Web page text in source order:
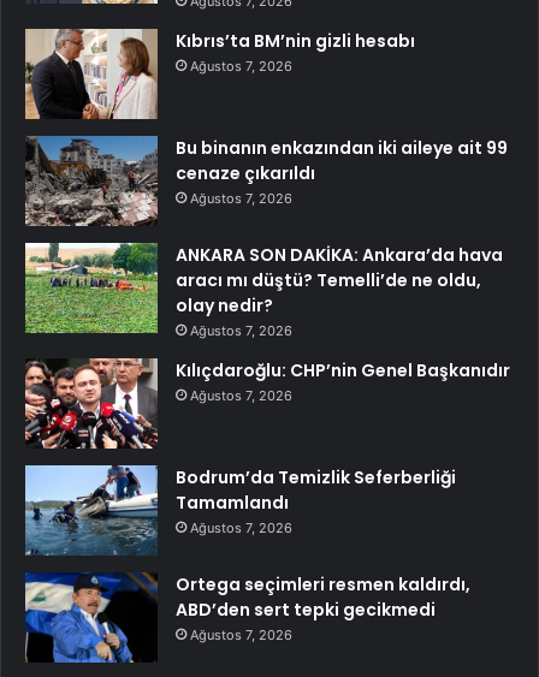
Kıbrıs’ta BM’nin gizli hesabı
Ağustos 7, 2026
Bu binanın enkazından iki aileye ait 99
cenaze çıkarıldı
Ağustos 7, 2026
ANKARA SON DAKİKA: Ankara’da hava
aracı mı düştü? Temelli’de ne oldu,
olay nedir?
Ağustos 7, 2026
Kılıçdaroğlu: CHP’nin Genel Başkanıdır
Ağustos 7, 2026
Bodrum’da Temizlik Seferberliği
Tamamlandı
Ağustos 7, 2026
Ortega seçimleri resmen kaldırdı,
ABD’den sert tepki gecikmedi
Ağustos 7, 2026